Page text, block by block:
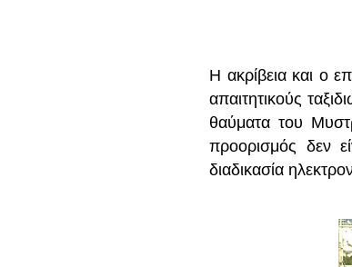
Η ακρίβεια και ο
απαιτητικούς
θαύματα του
προορισμός δεν
διαδικασία